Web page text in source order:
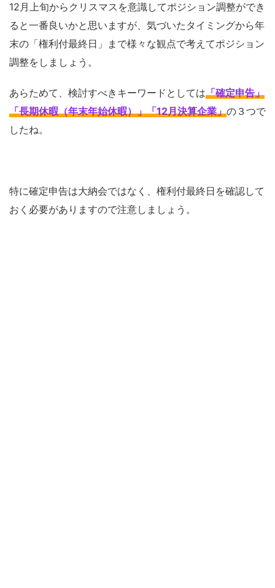
12月上旬からクリスマスを意識してポジション調整ができ
ると一番良いかと思いますが、気づいたタイミングから年
末の「権利付最終日」まで様々な観点で考えてポジション
調整をしましょう。
あらためて、検討すべきキーワードとしては「確定申告」
「長期休暇（年末年始休暇）」「12月決算企業」の３つで
したね。
特に確定申告は大納会ではなく、権利付最終日を確認して
おく必要がありますので注意しましょう。